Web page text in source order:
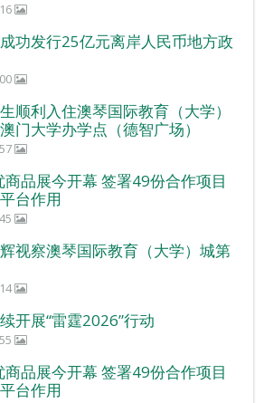
功发行25亿元离岸人民币地方政
顺利入住澳琴国际教育（大学）
大学办学点（德智广场）
品展今开幕 签署49份合作项目
台作用
视察澳琴国际教育（大学）城第
开展“雷霆2026”行动
品展今开幕 签署49份合作项目
台作用